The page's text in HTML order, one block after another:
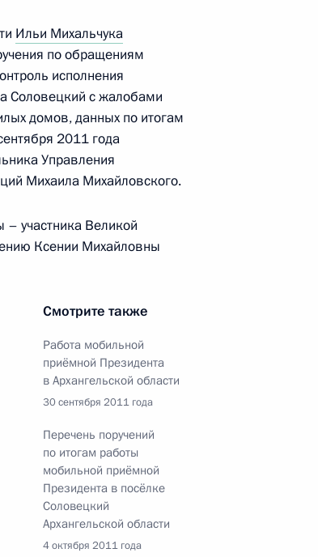
с Председателем
Эллой
Ильи Михальчука
по обращениям
исполнения
Соловецкий с жалобами
домов, данных по итогам
2011 года
Управления
Михаила Михайловского.
участника Великой
Ксении Михайловны
Смотрите также
Работа мобильной
приёмной Президента
в Архангельской области
30 сентября 2011 года
Перечень поручений
по итогам работы
мобильной приёмной
Президента в посёлке
Соловецкий
Архангельской области
4 октября 2011 года